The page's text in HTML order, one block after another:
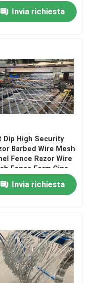
Invia richiesta
Dip High Security
Barbed Wire Mesh
Fence Razor Wire
Fence Form Cina
Invia richiesta